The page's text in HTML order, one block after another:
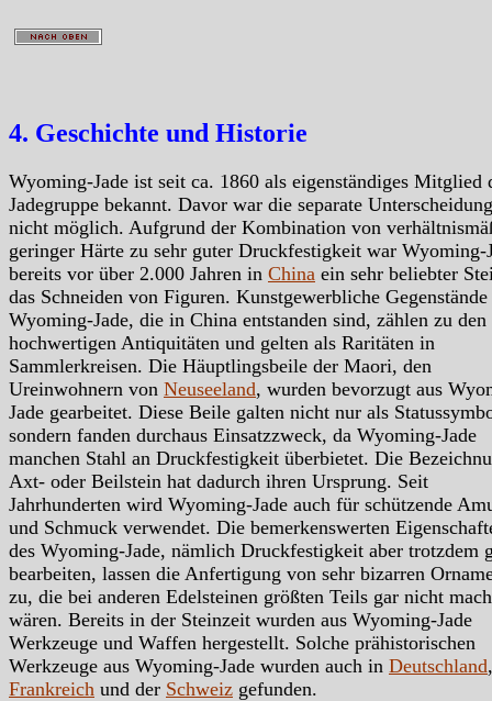
4. Geschichte und Historie
Wyoming-Jade ist seit ca. 1860 als eigenständiges Mitglied
Jadegruppe bekannt. Davor war die separate Unterscheidung
nicht möglich. Aufgrund der Kombination von
geringer Härte zu sehr guter Druckfestigkeit war Wyoming-
bereits vor über 2.000 Jahren in China ein sehr beliebter
das Schneiden von Figuren. Kunstgewerbliche Gegenstände
Wyoming-Jade, die in China entstanden sind, zählen zu den
hochwertigen Antiquitäten und gelten als Raritäten in
Sammlerkreisen. Die Häuptlingsbeile der Maori, den
Ureinwohnern von Neuseeland, wurden bevorzugt aus
Jade gearbeitet. Diese Beile galten nicht nur als
sondern fanden durchaus Einsatzzweck, da Wyoming-Jade
manchen Stahl an Druckfestigkeit überbietet. Die
Axt- oder Beilstein hat dadurch ihren Ursprung. Seit
Jahrhunderten wird Wyoming-Jade auch für schützende
und Schmuck verwendet. Die bemerkenswerten
des Wyoming-Jade, nämlich Druckfestigkeit aber trotzdem
bearbeiten, lassen die Anfertigung von sehr bizarren
zu, die bei anderen Edelsteinen größten Teils gar nicht
wären. Bereits in der Steinzeit wurden aus Wyoming-Jade
Werkzeuge und Waffen hergestellt. Solche prähistorischen
Werkzeuge aus Wyoming-Jade wurden auch in Deutschland,
Frankreich und der Schweiz gefunden.